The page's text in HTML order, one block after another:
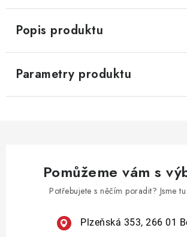
Popis produktu
Parametry produktu
Pomůžeme vám s
Potřebujete s něčím poradit? Jsme
Plzeňská 353, 266 01